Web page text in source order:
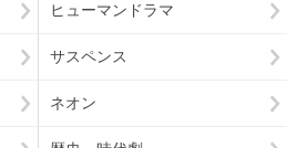
ヒューマンドラマ
サスペンス
ネオン